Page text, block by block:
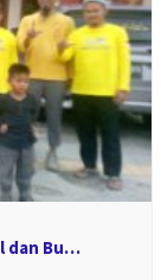
dan Bu…